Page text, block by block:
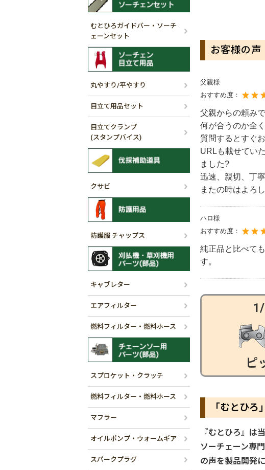
お客様の声
父親様
おすすめ度：
父親からの頼み
何が合うのか全
質問するとすぐ
URLも載せてい
ました?
迅速、親切、丁
またの時はよろ
ハロ様
おすすめ度：
純正品と比べて
す。
ピ
「むとひろ
『むとひろ』は
ソーチェーン専
の声を製品開発
むとひろガイドバー・ソーチ
ェーンセット
丸やすり/平やすり
目立て用品セット
目立てクランプ
(スタンプバイス)
クサビ
防護服 チャップス
キャブレター
エアフィルター
燃料フィルター・燃料ホース
スプロケット・クラッチ
燃料フィルター・燃料ホース
マフラー
オイルポンプ・ウォームギア
スパークプラグ